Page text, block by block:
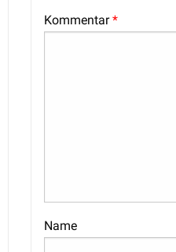
Kommentar*
Name